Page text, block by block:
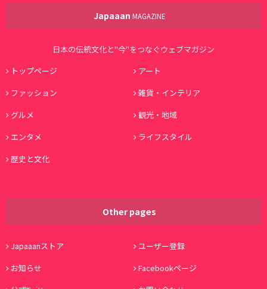
Japaaan MAGAZINE
日本の伝統文化と"今"をつなぐウェブマガジン
トップページ
アート
ファッション
雑貨・インテリア
グルメ
観光・地域
エンタメ
ライフスタイル
歴史と文化
Other pages
Japaaanストア
ユーザー登録
お知らせ
Facebookページ